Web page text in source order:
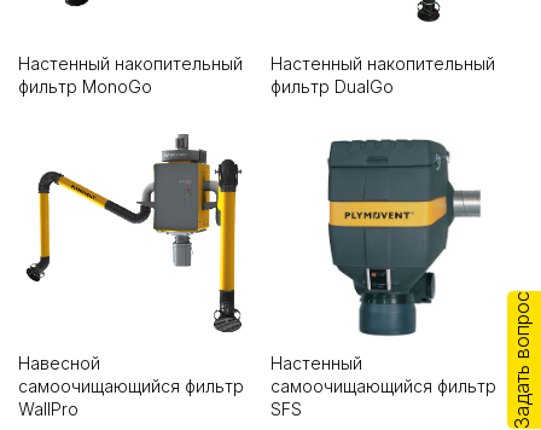
Настенный накопительный
фильтр MonoGo
Настенный накопительный
фильтр DualGo
Навесной
самоочищающийся фильтр
WallPro
Настенный
самоочищающийся фильтр
SFS
Задать вопрос